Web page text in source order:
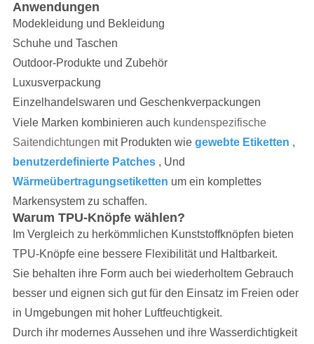
Anwendungen
Modekleidung und Bekleidung
Schuhe und Taschen
Outdoor-Produkte und Zubehör
Luxusverpackung
Einzelhandelswaren und Geschenkverpackungen
Viele Marken kombinieren auch kundenspezifische
Saitendichtungen mit Produkten wie gewebte Etiketten ,
benutzerdefinierte Patches , Und
Wärmeübertragungsetiketten um ein komplettes
Markensystem zu schaffen.
Warum TPU-Knöpfe wählen?
Im Vergleich zu herkömmlichen Kunststoffknöpfen bieten
TPU-Knöpfe eine bessere Flexibilität und Haltbarkeit.
Sie behalten ihre Form auch bei wiederholtem Gebrauch
besser und eignen sich gut für den Einsatz im Freien oder
in Umgebungen mit hoher Luftfeuchtigkeit.
Durch ihr modernes Aussehen und ihre Wasserdichtigkeit